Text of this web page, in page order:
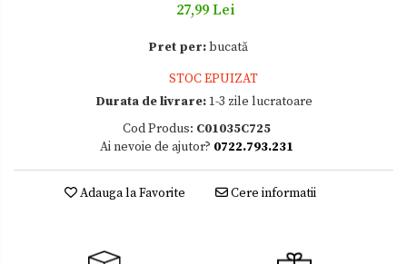
27,99 Lei
Pret per:bucată
STOC EPUIZAT
Durata de livrare:1-3 zile lucratoare
Cod Produs: C01035C725
Ai nevoie de ajutor? 0722.793.231
Adauga la Favorite Cere informatii